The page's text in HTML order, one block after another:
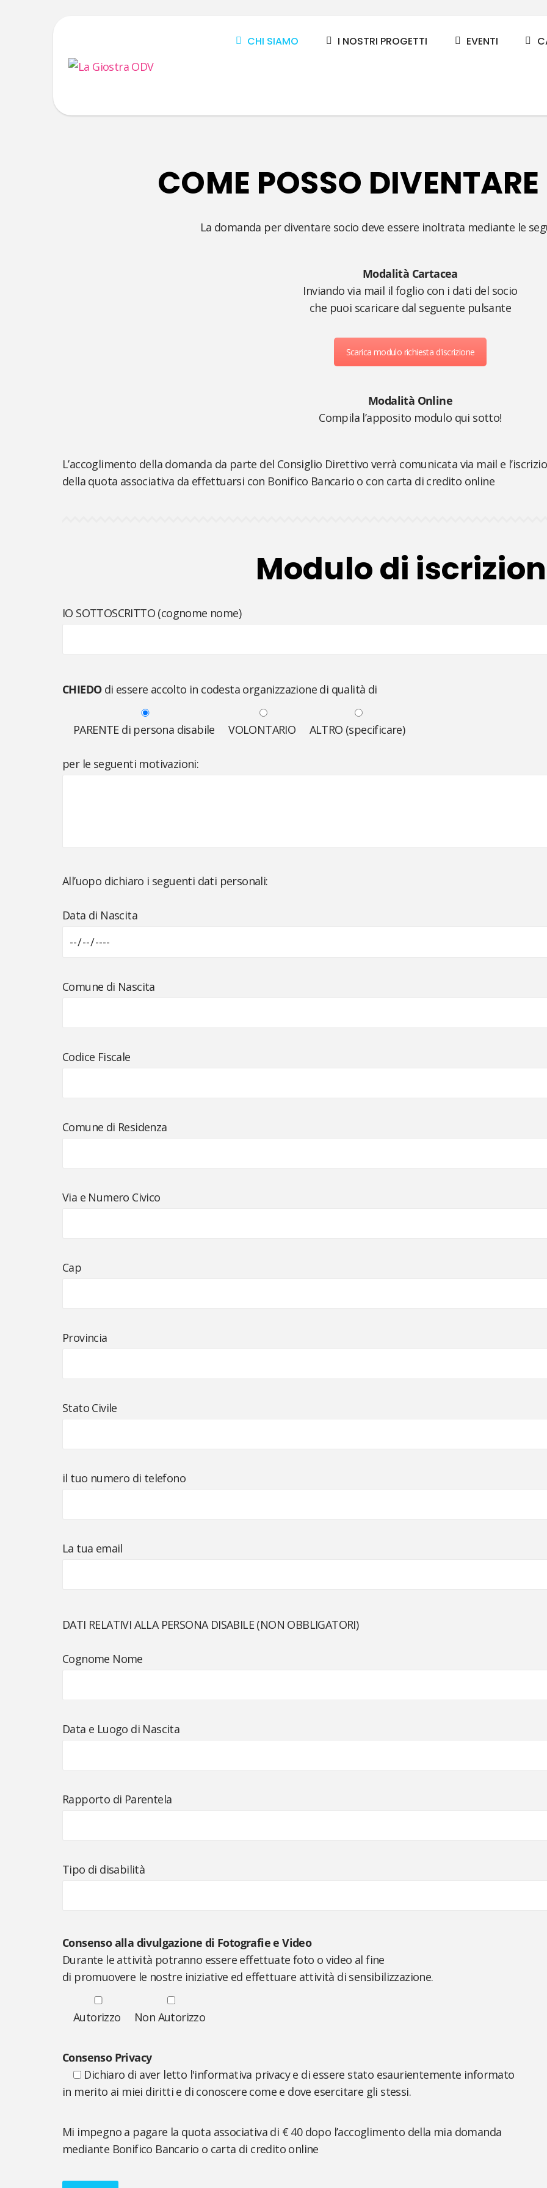
CHI SIAMO I NOSTRI PROGETTI EVENTI
COME POSSO
La domanda per diventare socio deve essere inoltrata mediante le
Modalità Cartacea
Inviando via mail il foglio con i dati del socio
che puoi scaricare dal seguente pulsante
Scarica modulo richiesta d'iscrizione
Modalità Online
Compila l’apposito modulo qui sotto!
L’accoglimento della domanda da parte del Consiglio Direttivo verrà comunicata via mail e
della quota associativa da effettuarsi con Bonifico Bancario o con carta di credito online
Modulo di
IO SOTTOSCRITTO (cognome nome)
CHIEDOdi essere accolto in codesta organizzazione di qualità di
PARENTE di persona disabile VOLONTARIO ALTRO (specificare)
per le seguenti motivazioni:
All’uopo dichiaro i seguenti dati personali:
Data di Nascita
Comune di Nascita
Codice Fiscale
Comune di Residenza
Via e Numero Civico
Cap
Provincia
Stato Civile
il tuo numero di telefono
La tua email
DATI RELATIVI ALLA PERSONA DISABILE (NON OBBLIGATORI)
Cognome Nome
Data e Luogo di Nascita
Rapporto di Parentela
Tipo di disabilità
Consenso alla divulgazione di Fotografie e Video
Durante le attività potranno essere effettuate foto o video al fine
di promuovere le nostre iniziative ed effettuare attività di sensibilizzazione.
Autorizzo Non Autorizzo
Consenso Privacy
Dichiaro di aver letto l'informativa privacy e di essere stato esaurientemente informato
in merito ai miei diritti e di conoscere come e dove esercitare gli stessi.
Mi impegno a pagare la quota associativa di € 40 dopo l’accoglimento della mia domanda
mediante Bonifico Bancario o carta di credito online